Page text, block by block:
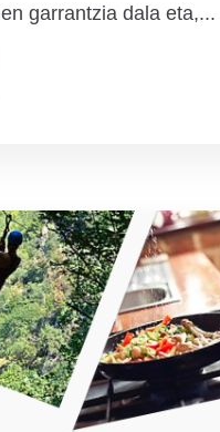
garrantzia dala eta,...